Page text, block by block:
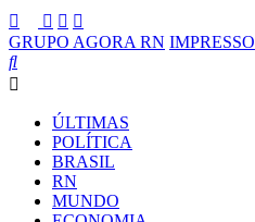
GRUPO AGORA RN IMPRESSO
ÚLTIMAS
POLÍTICA
BRASIL
RN
MUNDO